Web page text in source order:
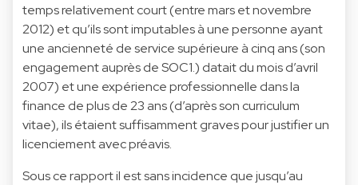
temps relativement court (entre mars et novembre
2012) et qu’ils sont imputables à une personne ayant
une ancienneté de service supérieure à cinq ans (son
engagement auprès de SOC1.) datait du mois d’avril
2007) et une expérience professionnelle dans la
finance de plus de 23 ans (d’après son curriculum
vitae), ils étaient suffisamment graves pour justifier un
licenciement avec préavis.
Sous ce rapport il est sans incidence que jusqu’au